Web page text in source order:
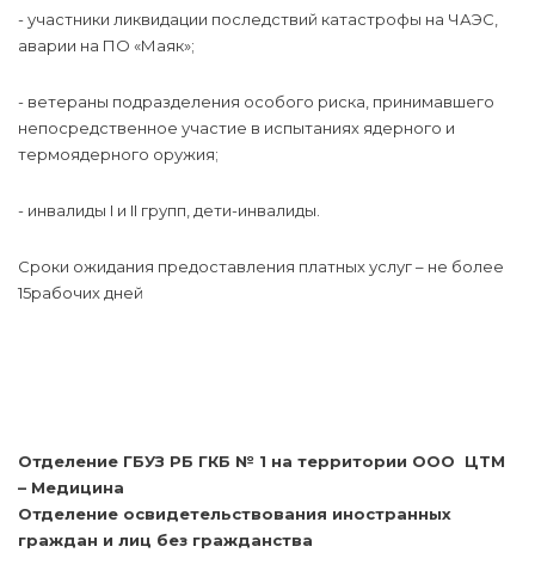
- участники ликвидации последствий катастрофы на ЧАЭС,
аварии на ПО «Маяк»;
- ветераны подразделения особого риска, принимавшего
непосредственное участие в испытаниях ядерного и
термоядерного оружия;
- инвалиды I и II групп, дети-инвалиды.
Сроки ожидания предоставления платных услуг – не более
15рабочих дней
Отделение ГБУЗ РБ ГКБ № 1 на территории ООО ЦТМ
– Медицина
Отделение освидетельствования иностранных
граждан и лиц без гражданства